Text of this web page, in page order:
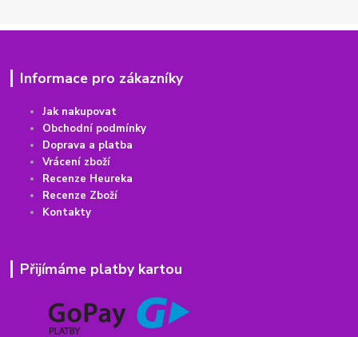
Informace pro zákazníky
Jak nakupovat
Obchodní podmínky
Doprava a platba
Vrácení zboží
Recenze Heureka
Recenze Zboží
Kontakty
Přijímáme platby kartou